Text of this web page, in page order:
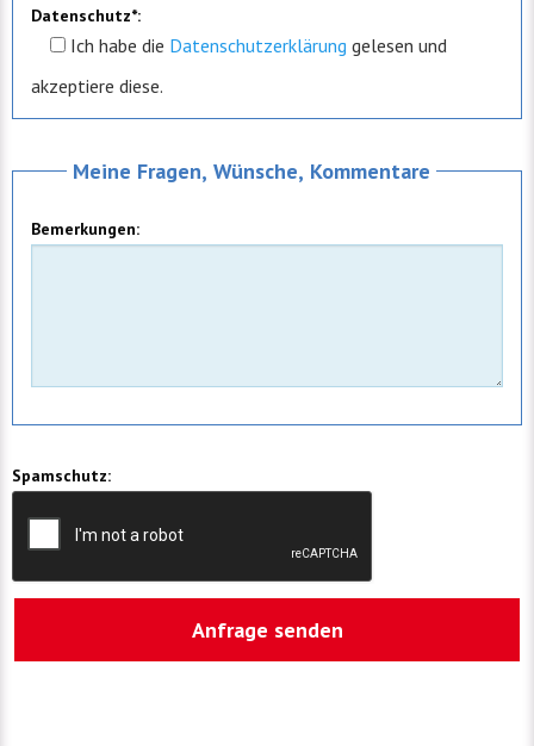
Datenschutz*:
Ich habe die Datenschutzerklärung gelesen und
akzeptiere diese.
Meine Fragen, Wünsche, Kommentare
Bemerkungen:
Spamschutz: